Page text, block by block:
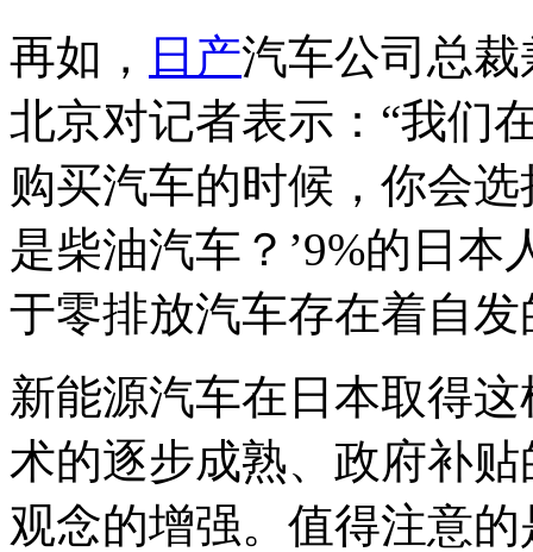
再如，
日产汽车公司总裁
北京对记者表示：“我们
购买汽车的时候，你会
是柴油汽车？’9%的日
于零排放汽车存在着自
新能源汽车在日本取得
术的逐步成熟、政府补
观念的增强。值得注意